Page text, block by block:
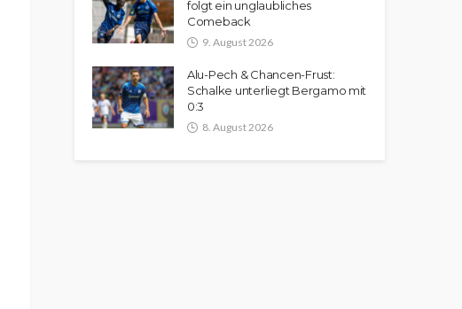
folgt ein unglaubliches
Comeback
9. August 2026
Alu-Pech & Chancen-Frust:
Schalke unterliegt Bergamo mit
0:3
8. August 2026